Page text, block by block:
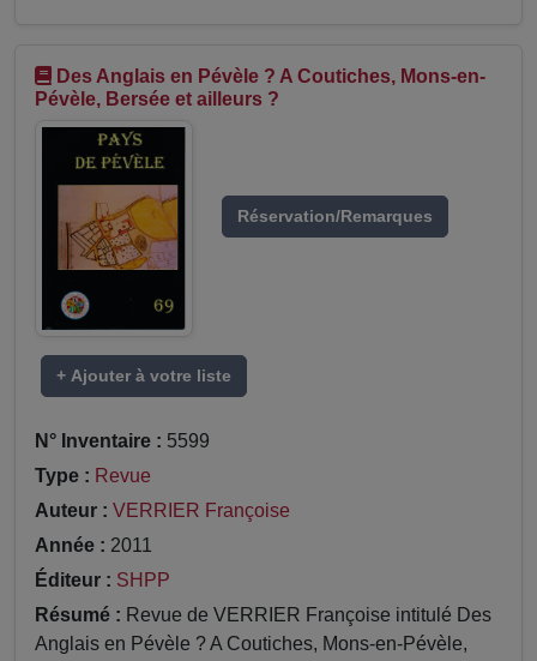
Des Anglais en Pévèle ? A Coutiches, Mons-en-
Pévèle, Bersée et ailleurs ?
Réservation/Remarques
+ Ajouter à votre liste
N° Inventaire : 5599
Type : Revue
Auteur : VERRIER Françoise
Année : 2011
Éditeur : SHPP
Résumé : Revue de VERRIER Françoise intitulé Des
Anglais en Pévèle ? A Coutiches, Mons-en-Pévèle,